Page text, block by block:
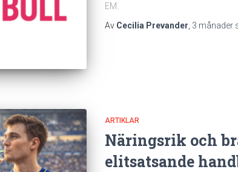
EM.
Av Cecilia Prevander 3 månader
ARTIKLAR
Näringsrik och
elitsatsande